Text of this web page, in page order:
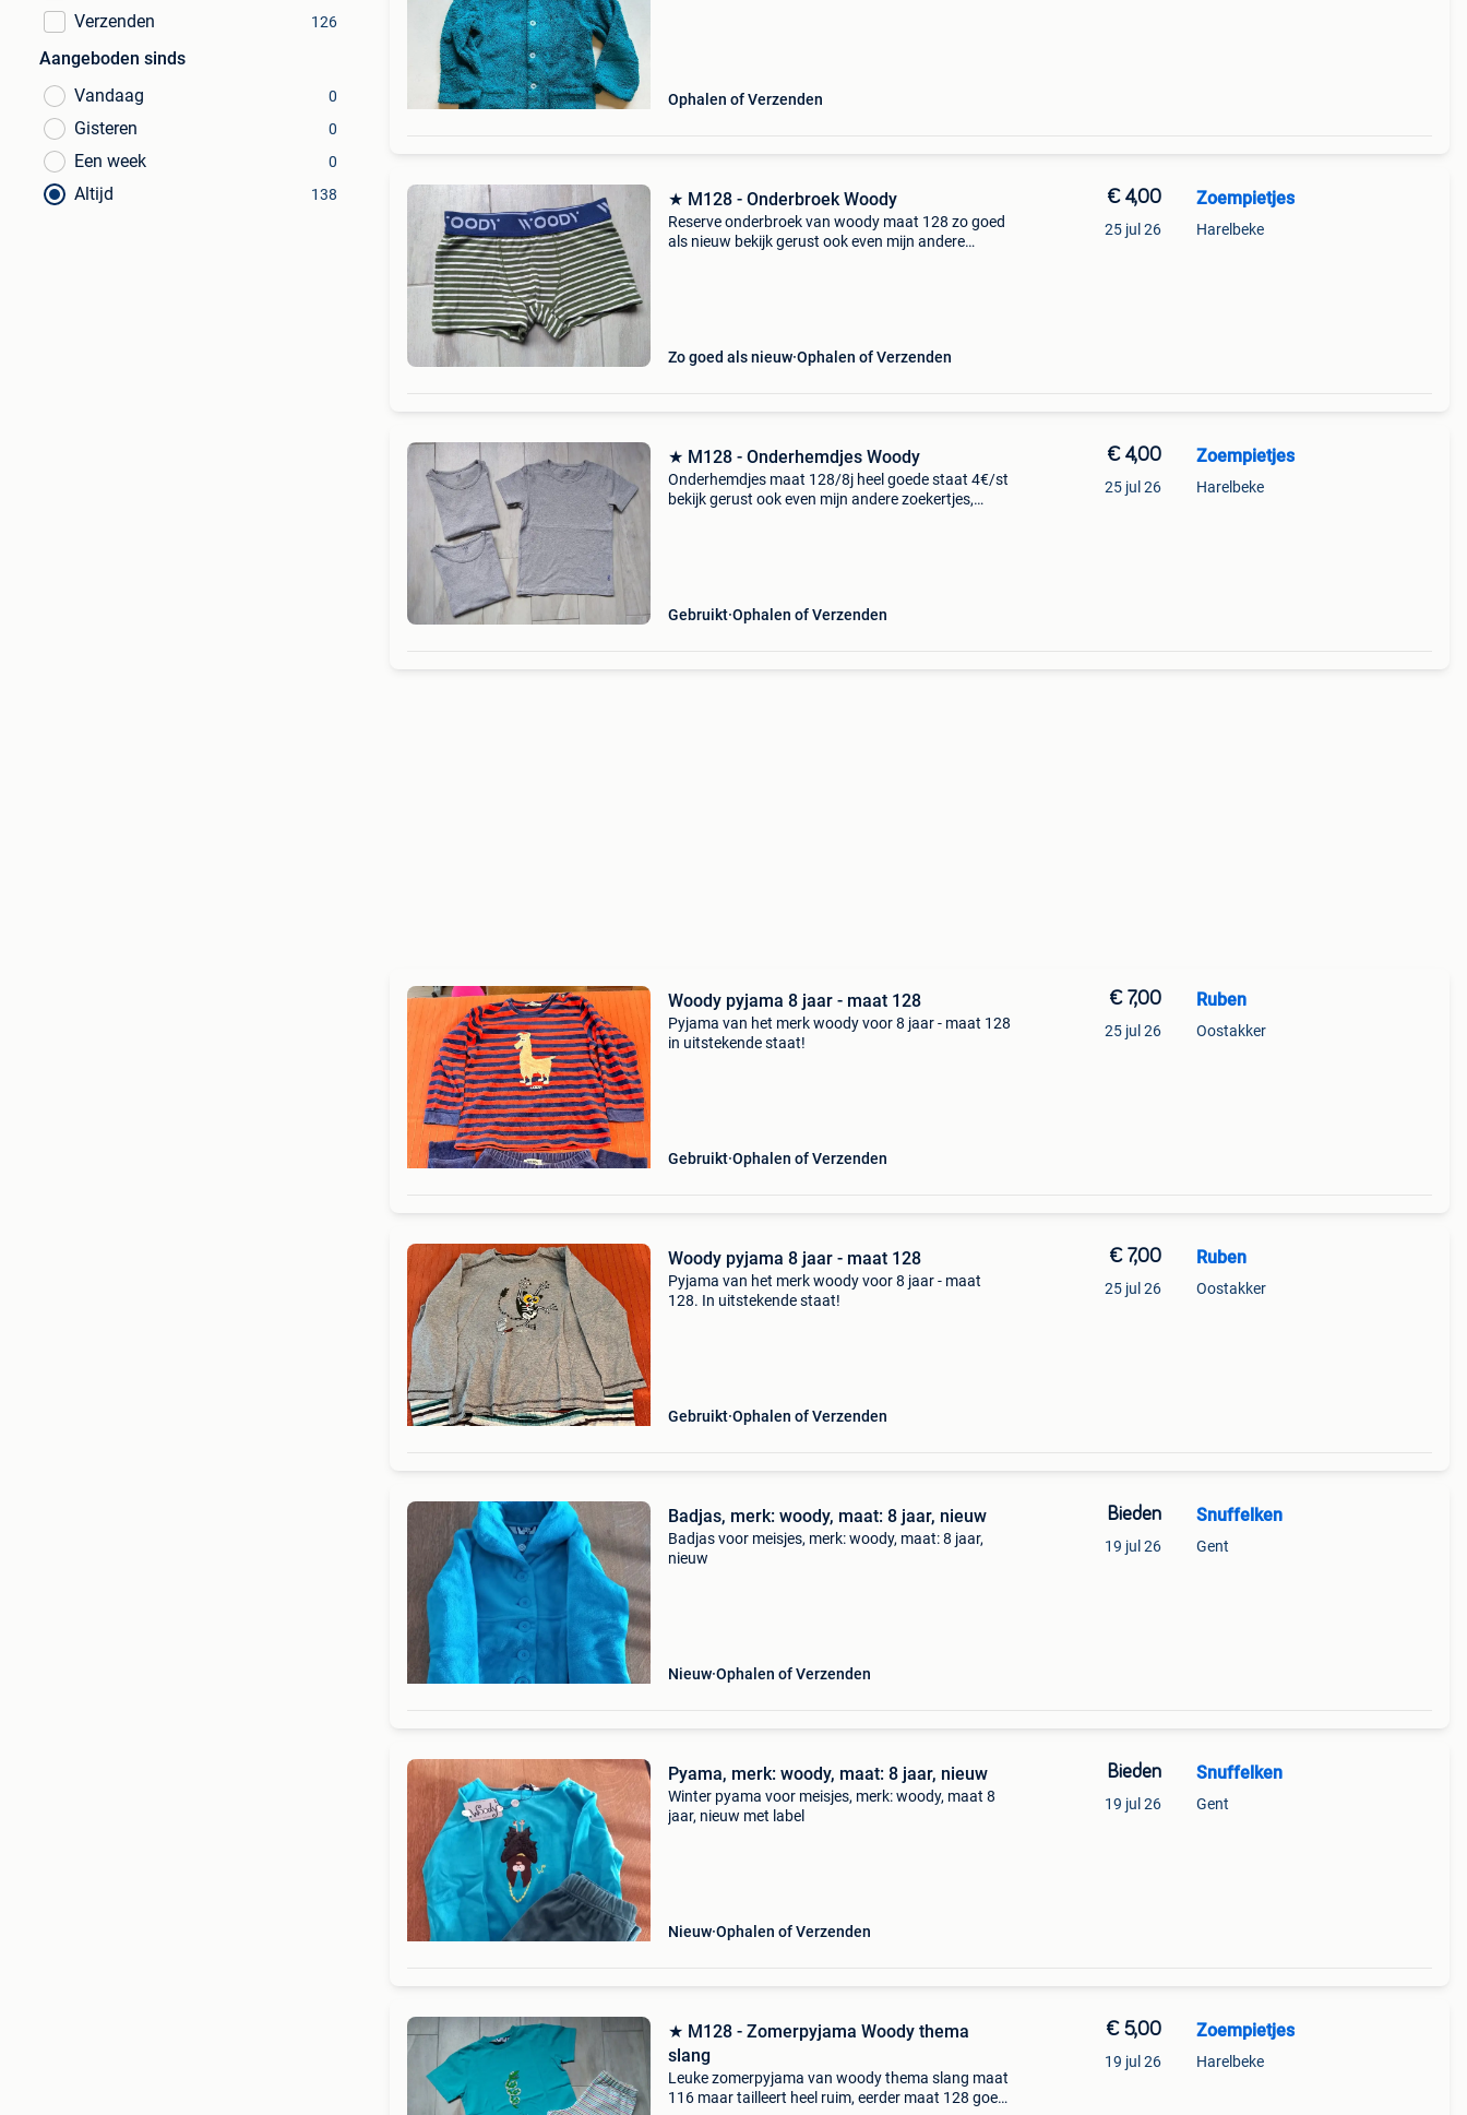
Verzenden 126
Aangeboden sinds
Vandaag
0
Gisteren 0
Een week 0
Altijd 138
Ophalen of Verzenden
★ M128 - Onderbroek Woody
Reserve onderbroek van woody maat 128 zo goed
als nieuw bekijk gerust ook even mijn andere
Zo goed als nieuw Ophalen of Verzenden
€ 4,00
25 jul 26
Zoempietjes
Harelbeke
★ M128 - Onderhemdjes Woody
Onderhemdjes maat 128/8j heel goede staat 4€/st
bekijk gerust ook even mijn andere zoekertjes,
Gebruikt Ophalen of Verzenden
€ 4,00
25 jul 26
Zoempietjes
Harelbeke
Woody pyjama 8 jaar - maat 128
Pyjama van het merk woody voor 8 jaar - maat 128
in uitstekende staat!
Gebruikt Ophalen of Verzenden
€ 7,00
25 jul 26
Ruben
Oostakker
Woody pyjama 8 jaar - maat 128
Pyjama van het merk woody voor 8 jaar - maat
128. In uitstekende staat!
Gebruikt Ophalen of Verzenden
€ 7,00
25 jul 26
Ruben
Oostakker
Badjas, merk: woody, maat: 8 jaar, nieuw
Badjas voor meisjes, merk: woody, maat: 8 jaar,
nieuw
Nieuw Ophalen of Verzenden
Bieden
19 jul 26
Snuffelken
Gent
Pyama, merk: woody, maat: 8 jaar, nieuw
Winter pyama voor meisjes, merk: woody, maat 8
jaar, nieuw met label
Nieuw Ophalen of Verzenden
Bieden
19 jul 26
Snuffelken
Gent
★ M128 - Zomerpyjama Woody thema
slang
Leuke zomerpyjama van woody thema slang maat
116 maar tailleert heel ruim, eerder maat 128 goede
€ 5,00
19 jul 26
Zoempietjes
Harelbeke